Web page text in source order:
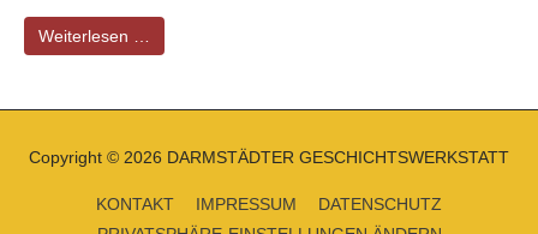
Weiterlesen …
Copyright © 2026 DARMSTÄDTER GESCHICHTSWERKSTATT
KONTAKT IMPRESSUM
DATENSCHUTZ